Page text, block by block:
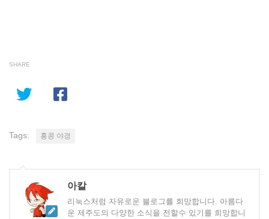
SHARE
Tags: 홍콩 야경
아칼
리눅스처럼 자유로운 블로그를 희망합니다. 아름다
운 제주도의 다양한 소식을 전할수 있기를 희망합니